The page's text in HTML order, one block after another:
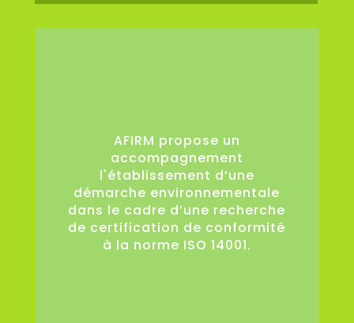
AFIRM propose un
accompagnement
l'établissement d’une
démarche environnementale
dans le cadre d’une recherche
de certification de conformité
à la norme ISO 14001.